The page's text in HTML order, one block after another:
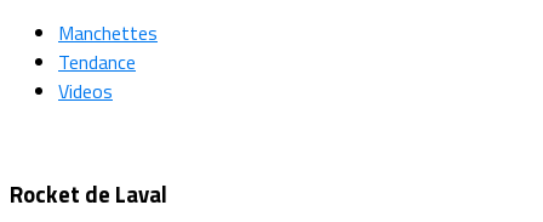
Manchettes
Tendance
Videos
Rocket de Laval